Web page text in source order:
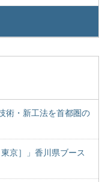
術・新工法を首都圏の
京］」香川県ブース